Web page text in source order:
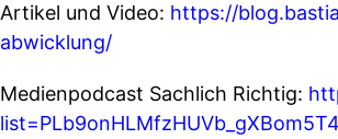
Artikel und Video: https://
abwicklung/
Medienpodcast Sachlich Richtig: